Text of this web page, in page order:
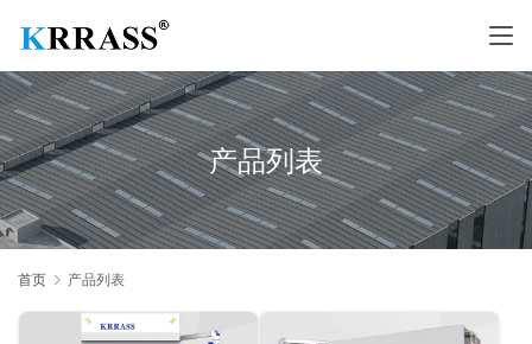
产品列表
首页 产品列表